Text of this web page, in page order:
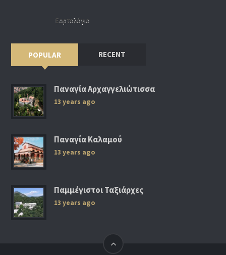
Εορτολόγιο
POPULAR RECENT
Παναγία Αρχαγγελιώτισσα
13 years ago
Παναγία Καλαμού
13 years ago
Παμμέγιστοι Ταξιάρχες
13 years ago